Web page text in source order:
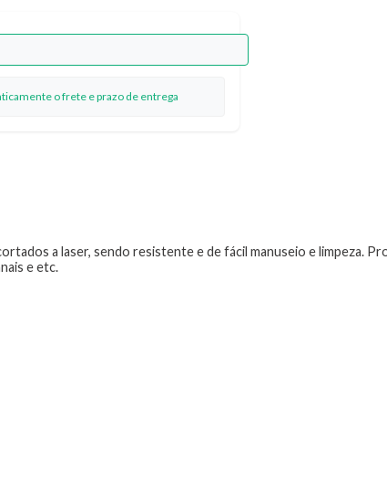
o frete e prazo de entrega
a laser, sendo resistente e de fácil manuseio e limpeza.
e etc.